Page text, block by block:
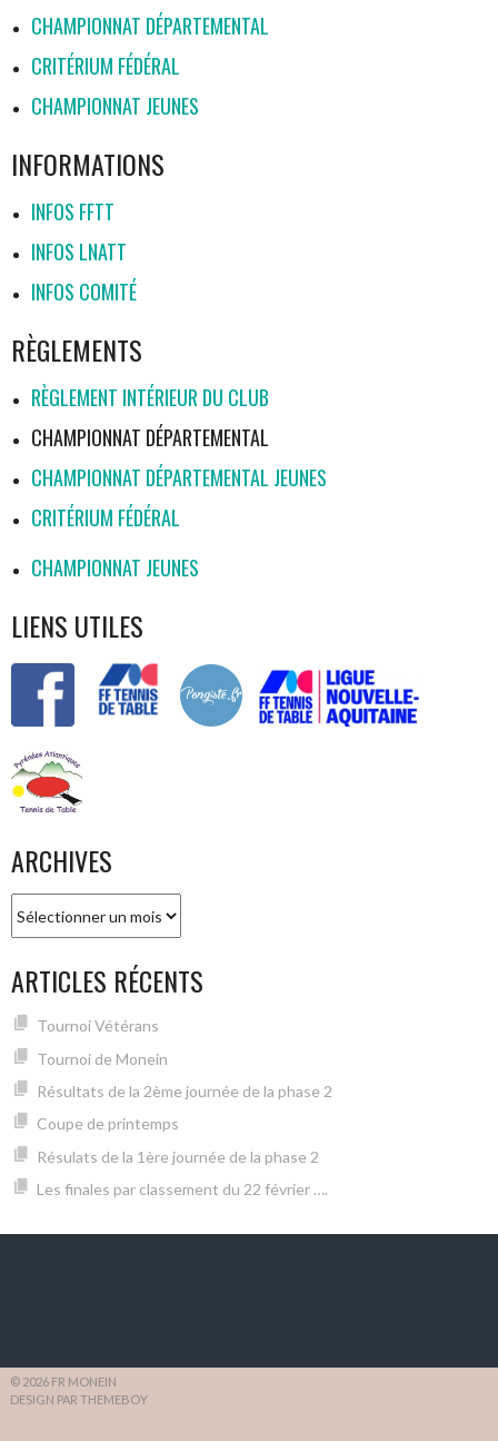
CHAMPIONNAT DÉPARTEMENTAL
CRITÉRIUM FÉDÉRAL
CHAMPIONNAT JEUNES
INFORMATIONS
INFOS FFTT
INFOS LNATT
INFOS COMITÉ
RÈGLEMENTS
RÈGLEMENT INTÉRIEUR DU CLUB
CHAMPIONNAT DÉPARTEMENTAL
CHAMPIONNAT DÉPARTEMENTAL JEUNES
CRITÉRIUM FÉDÉRAL
CHAMPIONNAT JEUNES
LIENS UTILES
ARCHIVES
ARTICLES RÉCENTS
Tournoi Vétérans
Tournoi de Monein
Résultats de la 2ème journée de la phase 2
Coupe de printemps
Résulats de la 1ère journée de la phase 2
Les finales par classement du 22 février ….
© 2026 FR MONEIN
DESIGN PAR THEMEBOY